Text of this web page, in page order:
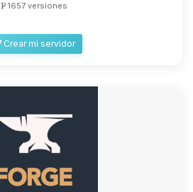
1657 versiones
Crear mi servidor